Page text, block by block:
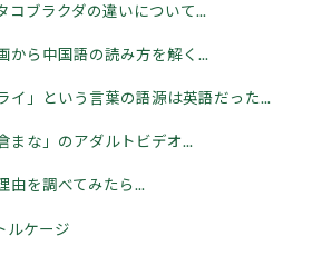
コブラクダの違いについて...
から中国語の読み方を解く...
イ」という言葉の語源は英語だった...
まな」のアダルトビデオ...
由を調べてみたら...
ルケージ